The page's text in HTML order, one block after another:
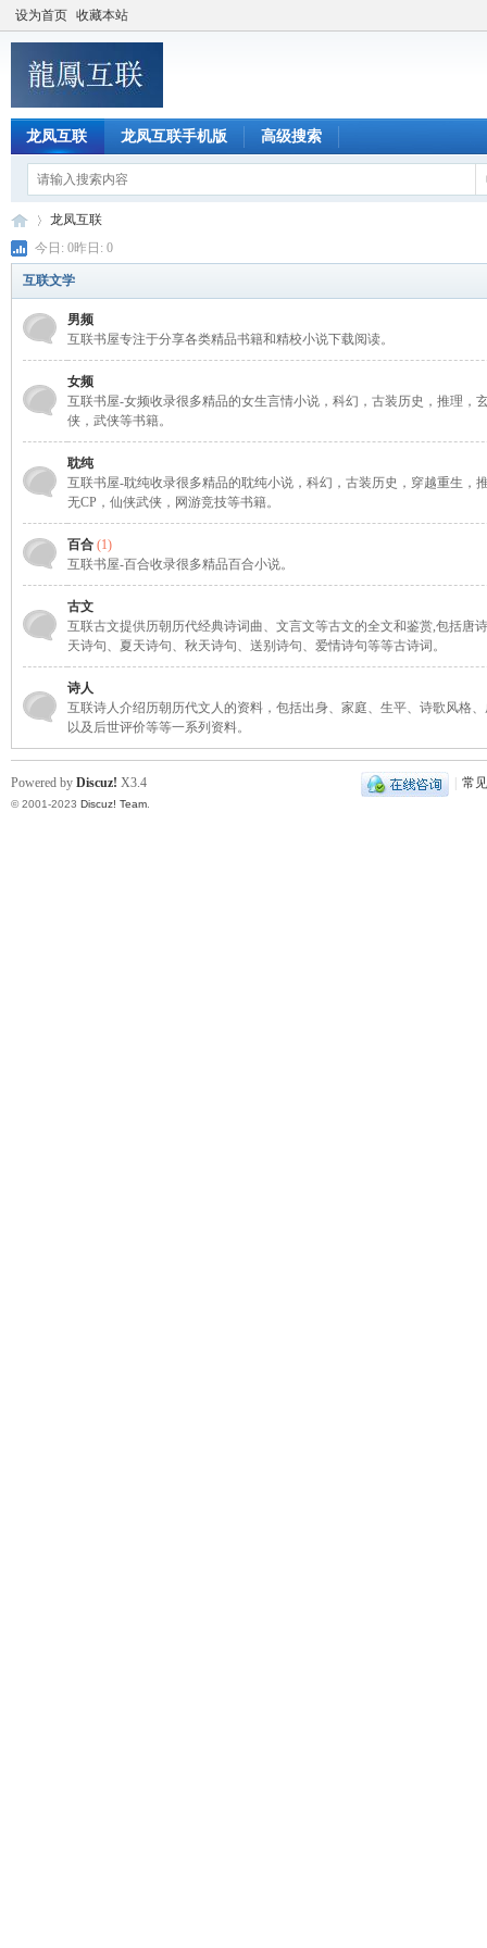
设为首页 收藏本站
龙凤互联 龙凤互联手机版 高级搜索
互
»
龙凤互联
今日: 0昨日: 0
互联文学
男频
互联书屋专注于分享各类精品书籍和精校小说下载阅读。
女频
互联书屋-女频收录很多精品的女生言情小说，科幻，古装历史，推理，
侠，武侠等书籍。
耽纯
互联书屋-耽纯收录很多精品的耽纯小说，科幻，古装历史，穿越重生，
无CP，仙侠武侠，网游竞技等书籍。
百合 (1)
互联书屋-百合收录很多精品百合小说。
古文
互联古文提供历朝历代经典诗词曲、文言文等古文的全文和鉴赏,包括唐
天诗句、夏天诗句、秋天诗句、送别诗句、爱情诗句等等古诗词。
诗人
互联诗人介绍历朝历代文人的资料，包括出身、家庭、生平、诗歌风格
以及后世评价等等一系列资料。
常
Powered by Discuz! X3.4
© 2001-2023 Discuz! Team